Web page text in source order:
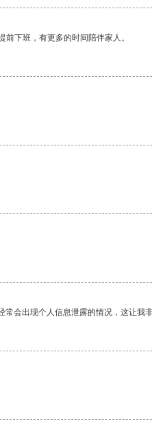
下班，有更多的时间陪伴家人。
会出现个人信息泄露的情况，这让我非